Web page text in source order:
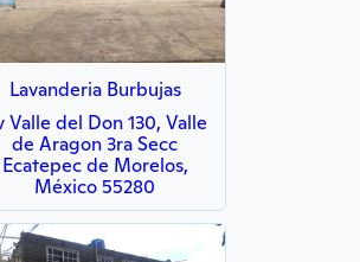
Lavanderia Burbujas
Valle del Don 130, Valle
de Aragon 3ra Secc
Ecatepec de Morelos,
México 55280